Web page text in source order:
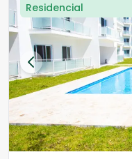
Residencial